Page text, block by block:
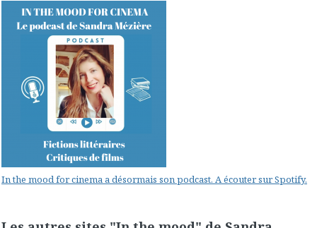
In the mood for cinema a désormais son podcast. A écouter sur Spotify.